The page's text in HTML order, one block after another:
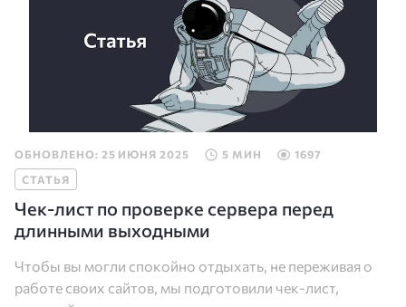
ОБНОВЛЕНО: 25 ИЮНЯ 2025 5 МИН
1697
СТАТЬЯ
Чек-лист по проверке сервера перед
длинными выходными
Чтобы вы могли спокойно отдыхать, не переживая о
работе своих сайтов, мы подготовили чек-лист,